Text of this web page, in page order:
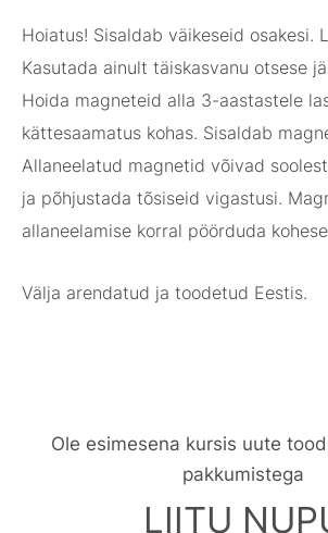
Hoiatus! Sisaldab väikeseid osakesi.
Kasutada ainult täiskasvanu otsese
Hoida magneteid alla 3-aastastele
kättesaamatus kohas. Sisaldab
Allaneelatud magnetid võivad
ja põhjustada tõsiseid vigastusi.
allaneelamise korral pöörduda
Välja arendatud ja toodetud Eestis.
Ole esimesena kursis uute
pakkumistega
LIITU